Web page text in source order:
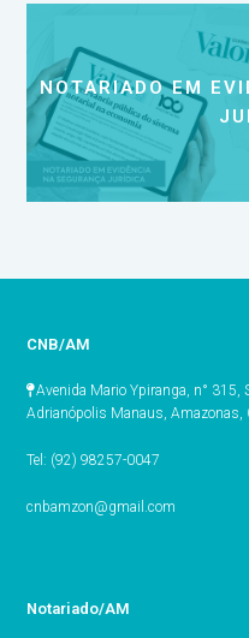
NOTARIADO EM
CNB/AM
Avenida Mario Ypiranga, n° 315,
Adrianópolis Manaus, Amazonas,
Tel: (92) 98257-0047
cnbamzon@gmail.com
Notariado/AM